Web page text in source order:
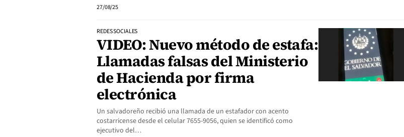
27/08/25
REDES SOCIALES
VIDEO: Nuevo método de estafa:
Llamadas falsas del Ministerio
de Hacienda por firma
electrónica
Un salvadoreño recibió una llamada de un estafador con acento
costarricense desde el celular 7655-9056, quien se identificó como
ejecutivo del…